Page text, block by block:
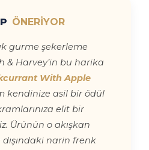
ÖNERİYOR
gurme şekerleme
& Harvey’in bu harika
With Apple
kendinize asil bir ödül
elit bir
Ürünün o akışkan
narin frenk